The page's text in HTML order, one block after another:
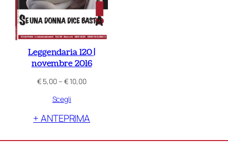
Leggendaria 120 |
novembre 2016
€5,00– €10,00Fascia
€ 5,00
€ 10,00
Scegli
+ ANTEPRIMA